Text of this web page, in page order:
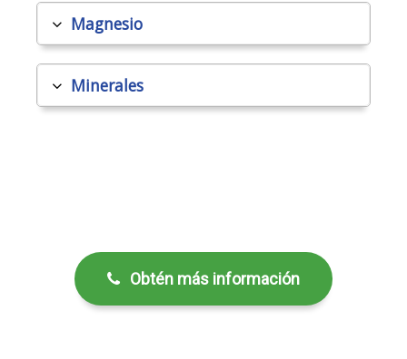
Magnesio
Minerales
Obtén más información